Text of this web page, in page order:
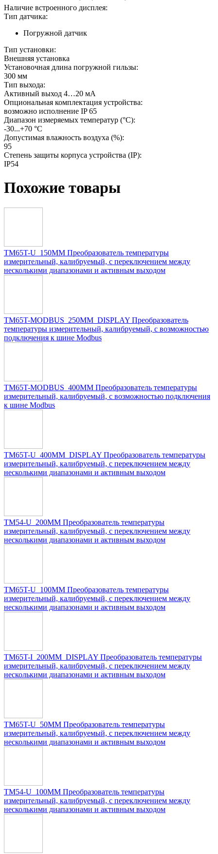
Наличие встроенного дисплея:
Тип датчика:
Погружной датчик
Тип установки:
Внешняя установка
Установочная длина погружной гильзы:
300 мм
Тип выхода:
Активный выход 4…20 мА
Опциональная комплектация устройства:
возможно исполнение IP 65
Диапазон измеряемых температур (°С):
-30...+70 °C
Допустимая влажность воздуха (%):
95
Степень защиты корпуса устройства (IP):
IP54
Похожие товары
TM65T-U_150MM Преобразователь температуры
измерительный, калибруемый, с переключением между
несколькими диапазонами и активным выходом
TM65T-MODBUS_250MM_DISPLAY Преобразователь
температуры измерительный, калибруемый, c возможностью
подключения к шине Modbus
TM65T-MODBUS_400MM Преобразователь температуры
измерительный, калибруемый, c возможностью подключения
к шине Modbus
TM65T-U_400MM_DISPLAY Преобразователь температуры
измерительный, калибруемый, с переключением между
несколькими диапазонами и активным выходом
TM54-U_200MM Преобразователь температуры
измерительный, калибруемый, с переключением между
несколькими диапазонами и активным выходом
TM65T-U_100MM Преобразователь температуры
измерительный, калибруемый, с переключением между
несколькими диапазонами и активным выходом
TM65T-I_200MM_DISPLAY Преобразователь температуры
измерительный, калибруемый, с переключением между
несколькими диапазонами и активным выходом
TM65T-U_50MM Преобразователь температуры
измерительный, калибруемый, с переключением между
несколькими диапазонами и активным выходом
TM54-U_100MM Преобразователь температуры
измерительный, калибруемый, с переключением между
несколькими диапазонами и активным выходом